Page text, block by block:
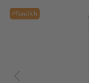
Pflanzlich